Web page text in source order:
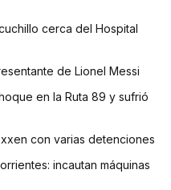
cerca del Hospital
de Lionel Messi
en la Ruta 89 y sufrió
con varias detenciones
incautan máquinas